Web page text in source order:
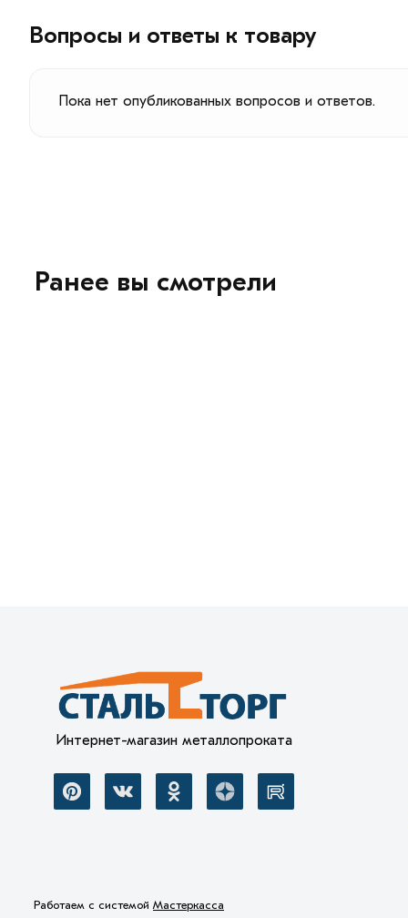
Вопросы и ответы к товару
Пока нет опубликованных вопросов и ответов.
Ранее вы смотрели
Интернет-магазин металлопроката
Работаем с системой Мастеркасса